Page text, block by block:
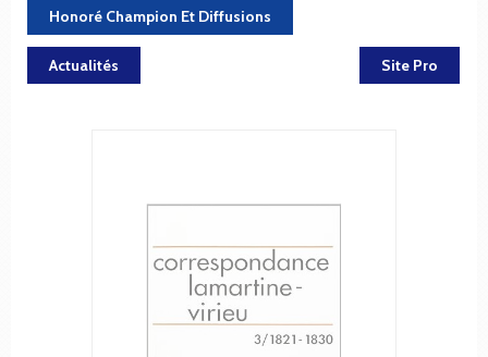
Honoré Champion Et Diffusions
Actualités Site Pro